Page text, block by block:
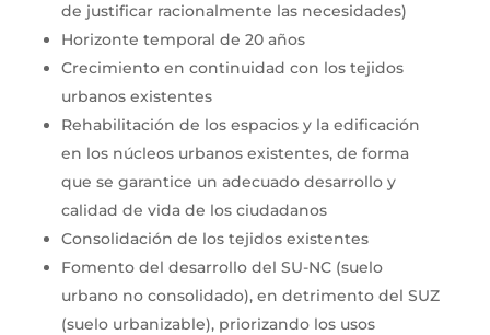
de justificar racionalmente las necesidades)
Horizonte temporal de 20 años
Crecimiento en continuidad con los tejidos
urbanos existentes
Rehabilitación de los espacios y la edificación
en los núcleos urbanos existentes, de forma
que se garantice un adecuado desarrollo y
calidad de vida de los ciudadanos
Consolidación de los tejidos existentes
Fomento del desarrollo del SU-NC (suelo
urbano no consolidado), en detrimento del SUZ
(suelo urbanizable), priorizando los usos